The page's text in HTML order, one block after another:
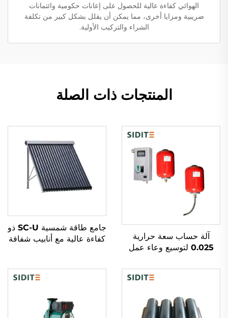
الهوائي كفاءة عالية للحصول على إعانات حكومية وائتمانات
ضريبية ومزايا أخرى، مما يمكن أن يقلل بشكل كبير من تكلفة
الشراء والتركيب الأولية.
المنتجات ذات الصلة
آلة حساب سعة حرارية
0.025 لتوسيع وعاء عمل
لأنظمة مبادل حراري مزدوجة
من البلاستيك
جامع طاقة شمسية SC-U ذو
كفاءة عالية مع أنابيب شفافة
مسخن المياه الشمسي